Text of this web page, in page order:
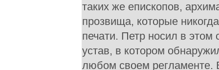
таких же епископов,
прозвища, которые
печати. Петр носил в этом
устав, в котором
любом своем регламенте.